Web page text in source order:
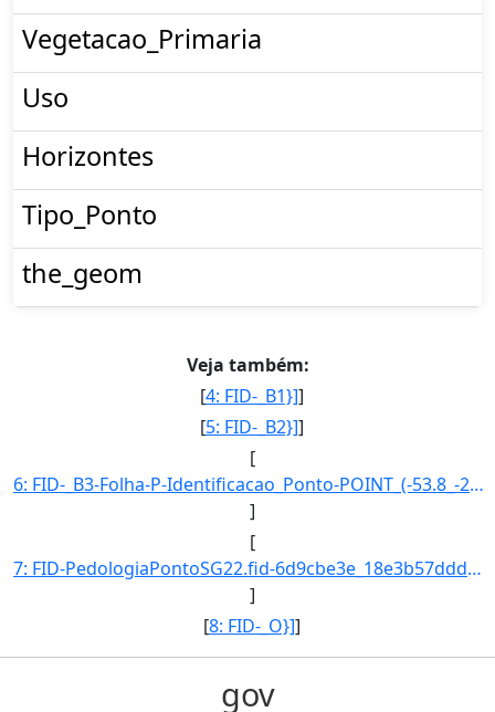
Vegetacao_Primaria
Uso
Horizontes
Tipo_Ponto
the_geom
Veja também:
[4: FID-_B1}]]
[5: FID-_B2}]]
[
6: FID-_B3-Folha-P-Identificacao_Ponto-POINT_(-53.8_-24.866666666700112)}]
]
[
7: FID-PedologiaPontoSG22.fid-6d9cbe3e_18e3b57ddd4_4fc1-Folha-SG22-Identificacao_Ponto-SG22VA/P.17-Lati]
]
[8: FID-_O}]]
gov